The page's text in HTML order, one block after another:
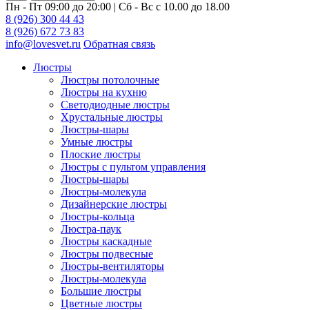
Пн - Пт 09:00 до 20:00 | Сб - Вс с 10.00 до 18.00
8 (926) 300 44 43
8 (926) 672 73 83
info@lovesvet.ru Обратная связь
Люстры
Люстры потолочные
Люстры на кухню
Светодиодные люстры
Хрустальные люстры
Люстры-шары
Умные люстры
Плоские люстры
Люстры с пультом управления
Люстры-шары
Люстры-молекула
Дизайнерские люстры
Люстры-кольца
Люстра-паук
Люстры каскадные
Люстры подвесные
Люстры-вентиляторы
Люстры-молекула
Большие люстры
Цветные люстры